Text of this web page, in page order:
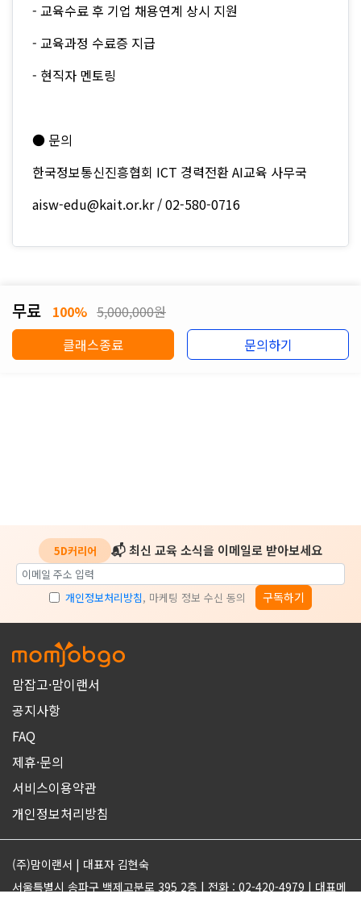
- 교육수료 후 기업 채용연계 상시 지원
- 교육과정 수료증 지급
- 현직자 멘토링
● 문의
한국정보통신진흥협회 ICT 경력전환 AI교육 사무국
aisw-edu@kait.or.kr / 02-580-0716
무료 100% 5,000,000원
클래스종료
문의하기
5D커리어 📬 최신 교육 소식을 이메일로 받아보세요
개인정보처리방침, 마케팅 정보 수신 동의 구독하기
맘잡고·맘이랜서
공지사항
FAQ
제휴·문의
서비스이용약관
개인정보처리방침
(주)맘이랜서 | 대표자 김현숙
서울특별시 송파구 백제고분로 395 2층 | 전화 : 02-420-4979 | 대표메